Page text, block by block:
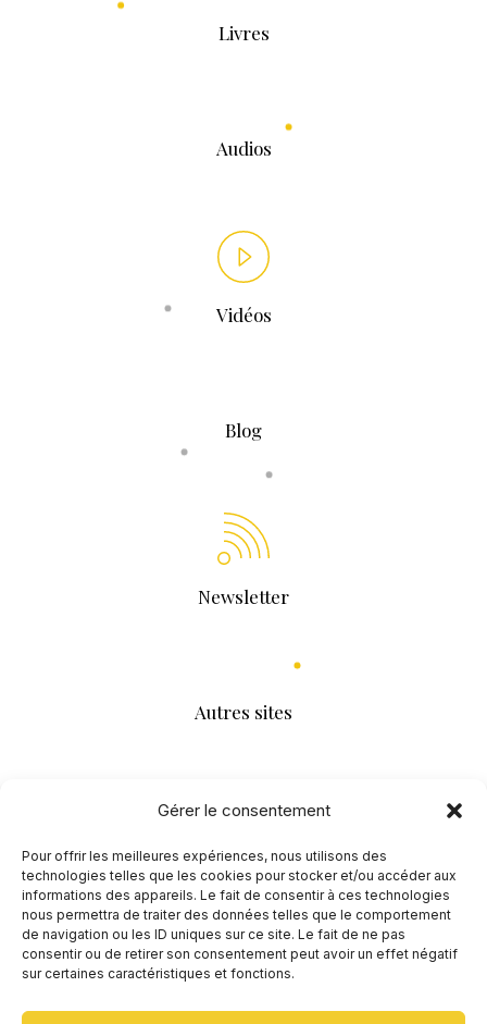
Gérer le consentement
Pour offrir les meilleures expériences, nous utilisons des
technologies telles que les cookies pour stocker et/ou accéder aux
informations des appareils. Le fait de consentir à ces technologies
nous permettra de traiter des données telles que le comportement
de navigation ou les ID uniques sur ce site. Le fait de ne pas
consentir ou de retirer son consentement peut avoir un effet négatif
sur certaines caractéristiques et fonctions.
Livres
Audios
Vidéos
Blog
Newsletter
Autres sites